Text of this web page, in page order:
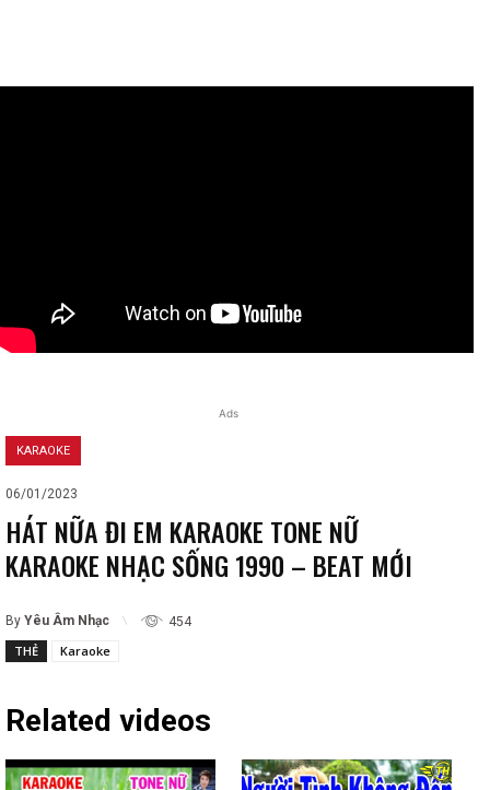
Ads
KARAOKE
06/01/2023
HÁT NỮA ĐI EM KARAOKE TONE NỮ
KARAOKE NHẠC SỐNG 1990 – BEAT MỚI
By Yêu Âm Nhạc 454
THẺ Karaoke
Related videos